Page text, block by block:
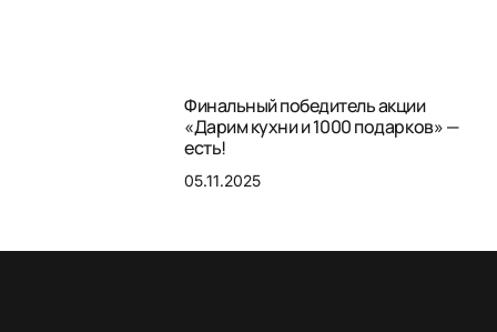
Финальный победитель акции
«Дарим кухни и 1000 подарков» —
есть!
05.11.2025